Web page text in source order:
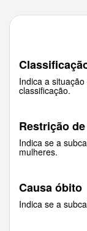
Indica a
classificação.
Restrição
Indica se a
mulheres.
Causa óbito
Indica se a